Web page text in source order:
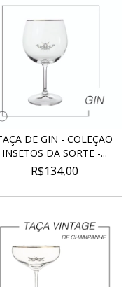
DE GIN - COLEÇÃO
INSETOS DA SORTE -...
R$134,00